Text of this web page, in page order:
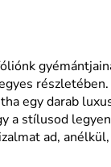
egy darab
a stílusod
ad,